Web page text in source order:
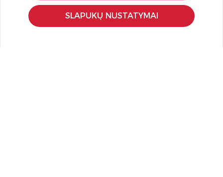
Apmokėjimo būdai
Kokybės ir saugumo standartai
Privatumo taisyklės
SLAPUKŲ NUSTATYMAI